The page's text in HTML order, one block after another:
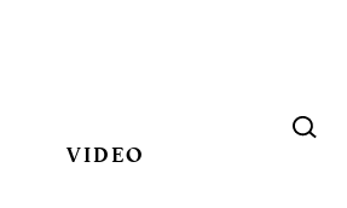
VIDEO